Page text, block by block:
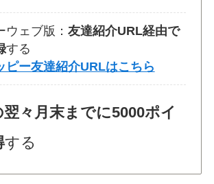
ウェブ版： 友達紹介URL経由で
する
ピー友達紹介URLはこちら
翌々月末までに5000ポイ
する